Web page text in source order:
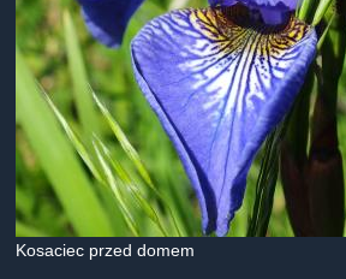
Kosaciec przed domem